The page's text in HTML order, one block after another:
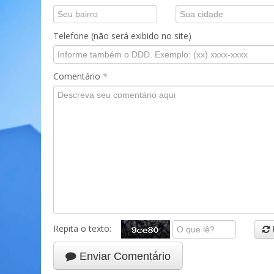
Telefone (não será exibido no site)
Comentário *
Repita o texto:
Enviar Comentário